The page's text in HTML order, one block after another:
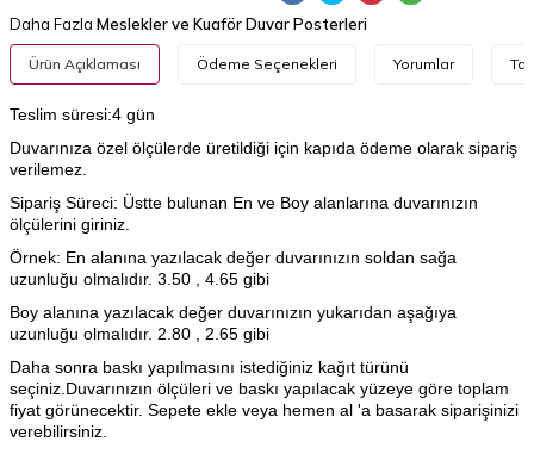
Daha Fazla Meslekler ve Kuaför Duvar Posterleri
Ürün Açıklaması Ödeme Seçenekleri Yorumlar
Teslim süresi:4 gün
Duvarınıza özel ölçülerde üretildiği için kapıda ödeme olarak sipariş
verilemez.
Sipariş Süreci: Üstte bulunan En ve Boy alanlarına duvarınızın
ölçülerini giriniz.
Örnek: En alanına yazılacak değer duvarınızın soldan sağa
uzunluğu olmalıdır. 3.50 , 4.65 gibi
Boy alanına yazılacak değer duvarınızın yukarıdan aşağıya
uzunluğu olmalıdır. 2.80 , 2.65 gibi
Daha sonra baskı yapılmasını istediğiniz kağıt türünü
seçiniz.Duvarınızın ölçüleri ve baskı yapılacak yüzeye göre toplam
fiyat görünecektir. Sepete ekle veya hemen al 'a basarak siparişinizi
verebilirsiniz.